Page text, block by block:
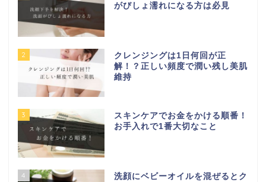
がびしょ濡れになる方は必見
2
クレンジングは1日何回が正
解！？正しい頻度で潤い残し美肌
維持
3
スキンケアでお金をかける順番！
お手入れで1番大切なこと
4
洗顔にベビーオイルを混ぜるとク